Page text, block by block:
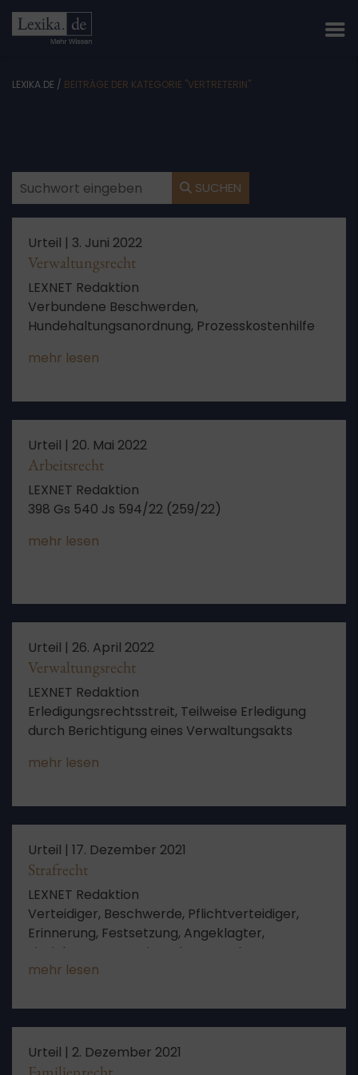
LEXIKA.DE / BEITRÄGE DER KATEGORIE "VERTRETERIN"
SUCHEN
Urteil | 3. Juni 2022
Verwaltungsrecht
LEXNET Redaktion
Verbundene Beschwerden,
Hundehaltungsanordnung, Prozesskostenhilfe
mehr lesen
Urteil | 20. Mai 2022
Arbeitsrecht
LEXNET Redaktion
398 Gs 540 Js 594/22 (259/22)
mehr lesen
Urteil | 26. April 2022
Verwaltungsrecht
LEXNET Redaktion
Erledigungsrechtsstreit, Teilweise Erledigung
durch Berichtigung eines Verwaltungsakts
mehr lesen
Urteil | 17. Dezember 2021
Strafrecht
LEXNET Redaktion
Verteidiger, Beschwerde, Pflichtverteidiger,
Erinnerung, Festsetzung, Angeklagter,
Einziehung, RVG, Zeitpunkt, Staatskasse,
Beschlagnahme, Auslagen, Auflage, Beratung
mehr lesen
Urteil | 2. Dezember 2021